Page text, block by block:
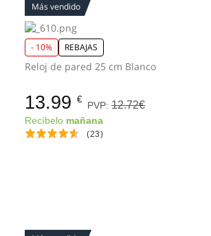
Más vendido
- 10% REBAJAS
Reloj de pared 25 cm Blanco
13.99 €
PVP:12.72€
Recíbelo mañana
(23)